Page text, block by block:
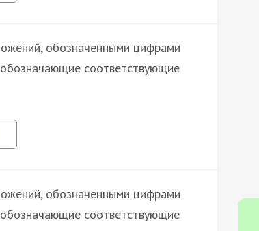
обозначенными цифрами
соответствующие
обозначенными цифрами
соответствующие